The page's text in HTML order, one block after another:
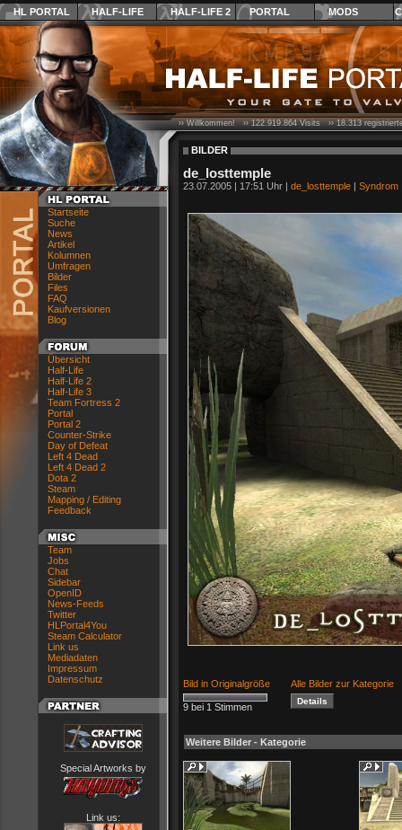
HL PORTAL HALF-LIFE HALF-LIFE 2 PORTAL MODS
Startseite
Suche
News
Artikel
Kolumnen
Umfragen
Bilder
Files
FAQ
Kaufversionen
Blog
Übersicht
Half-Life
Half-Life 2
Half-Life 3
Team Fortress 2
Portal
Portal 2
Counter-Strike
Day of Defeat
Left 4 Dead
Left 4 Dead 2
Dota 2
Steam
Mapping / Editing
Feedback
Team
Jobs
Chat
Sidebar
OpenID
News-Feeds
Twitter
HLPortal4You
Steam Calculator
Link us
Mediadaten
Impressum
Datenschutz
Special Artworks by
Link us:
›› Willkommen! ››122.919.864Visits ››18.313
BILDER
de_losttemple
23.07.2005 | 17:51 Uhr | de_losttemple | Syndrom
Bild in Originalgröße Alle Bilder zur Kategorie
9 bei 1 Stimmen
Weitere Bilder - Kategorie